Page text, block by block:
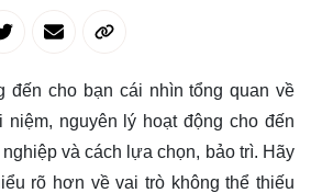
đến cho bạn cái nhìn tổng quan về
niệm, nguyên lý hoạt động cho đến
và cách lựa chọn, bảo trì. Hãy
rõ hơn về vai trò không thể thiếu